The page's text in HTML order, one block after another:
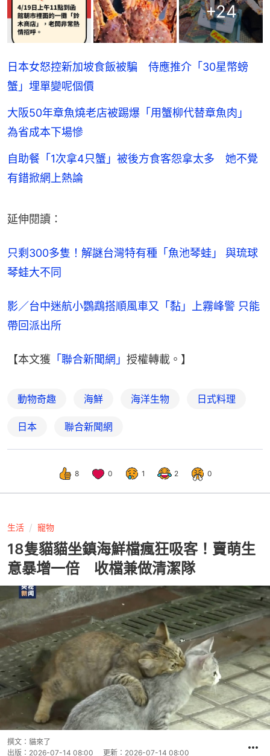
+24
日本女怒控新加坡食飯被騙 侍應推介「30星幣螃
蟹」埋單變呢個價
大阪50年章魚燒老店被踢爆「用蟹柳代替章魚肉」
為省成本下場慘
自助餐「1次拿4只蟹」被後方食客怨拿太多 她不覺
有錯掀網上熱論
延伸閱讀：
只剩300多隻！解謎台灣特有種「魚池琴蛙」 與琉球
琴蛙大不同
影／台中迷航小鸚鵡搭順風車又「黏」上霧峰警 只能
帶回派出所
【本文獲 「聯合新聞網」 授權轉載。】
動物奇趣 海鮮 海洋生物 日式料理
日本 聯合新聞網
8 0 1 2 0
生活 寵物
18隻貓貓坐鎮海鮮檔瘋狂吸客！賣萌生
意暴增一倍 收檔兼做清潔隊
撰文： 貓來了
出版： 2026-07-14 08:00 更新： 2026-07-14 08:00